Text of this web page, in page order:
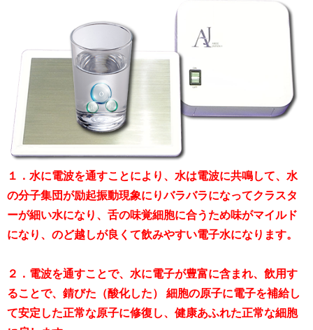
１．水に電波を通すことにより、水は電波に共鳴して、水
の分子集団が励起振動現象にりバラバラになってクラスタ
ーが細い水になり、舌の味覚細胞に合うため味がマイルド
になり、のど越しが良くて飲みやすい電子水になります。
２．電波を通すことで、水に電子が豊富に含まれ、飲用す
ることで、錆びた（酸化した） 細胞の原子に電子を補給し
て安定した正常な原子に修復し、健康あふれた正常な細胞